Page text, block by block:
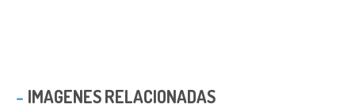
IMAGENES RELACIONADAS